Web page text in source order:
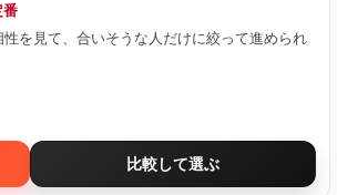
番
を見て、合いそうな人だけに絞って進められ
比較して選ぶ